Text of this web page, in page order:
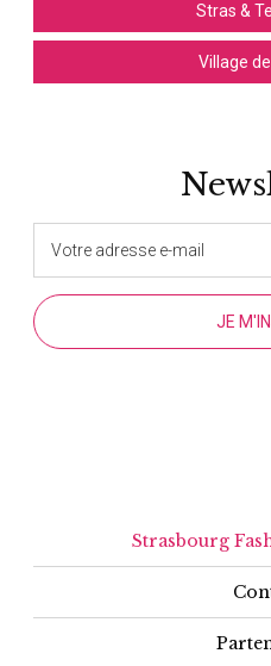
Stras &
Village
Strasbourg